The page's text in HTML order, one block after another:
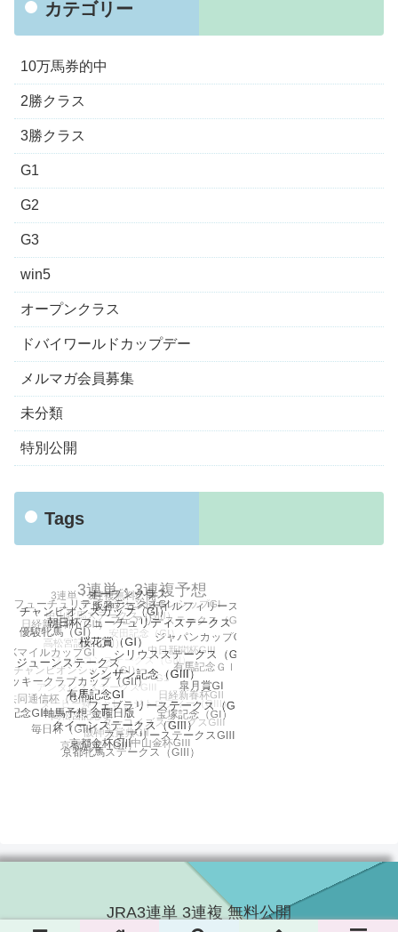
カテゴリー
10万馬券的中
2勝クラス
3勝クラス
G1
G2
G3
win5
オープンクラス
ドバイワールドカップデー
メルマガ会員募集
未分類
特別公開
Tags
JRA3連単 3連複 無料公開